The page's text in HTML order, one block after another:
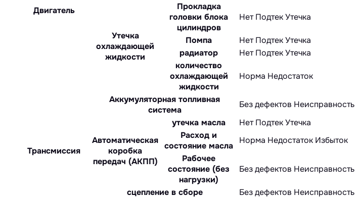
Двигатель
Утечка
охлаждающей
жидкости
Прокладка
головки блока
цилиндров
Нет ПодтекУтечка
Помпа Нет ПодтекУтечка
радиатор
Нет ПодтекУтечка
количество
охлаждающей
жидкости
Норма Недостаток
Аккумуляторная топливная
система
Без дефектов Неисправность
Трансмиссия
Автоматическая
коробка
передач (АКПП)
утечка масла Нет ПодтекУтечка
Расход и
состояние масла
Норма Недостаток Избыток
Рабочее
состояние (без
нагрузки)
Без дефектов Неисправность
сцепление в сборе Без дефектов Неисправность